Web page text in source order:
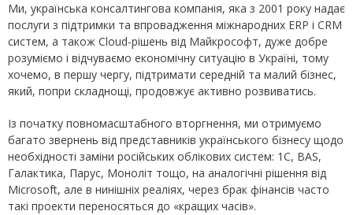
Ми, українська консалтингова компанія, яка з 2001 року надає
послуги з підтримки та впровадження міжнародних ERP і CRM
систем, а також Cloud-рішень від Майкрософт, дуже добре
розуміємо і відчуваємо економічну ситуацію в Україні, тому
хочемо, в першу чергу, підтримати середній та малий бізнес,
який, попри складнощі, продовжує активно розвиватись.
Із початку повномасштабного вторгнення, ми отримуємо
багато звернень від представників українського бізнесу щодо
необхідності заміни російських облікових систем: 1С, BAS,
Галактика, Парус, Моноліт тощо, на аналогічні рішення від
Місrosoft, але в нинішніх реаліях, через брак фінансів часто
такі проекти переносяться до «кращих часів».